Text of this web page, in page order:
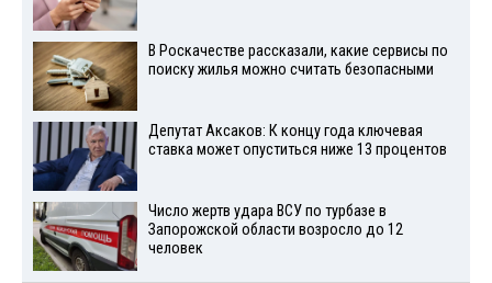
В Роскачестве рассказали, какие сервисы по
поиску жилья можно считать безопасными
Депутат Аксаков: К концу года ключевая
ставка может опуститься ниже 13 процентов
Число жертв удара ВСУ по турбазе в
Запорожской области возросло до 12
человек